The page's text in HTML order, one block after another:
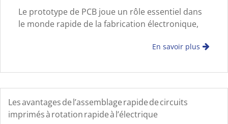
Le prototype de PCB joue un rôle essentiel dans
le monde rapide de la fabrication électronique,
valider leurs concepts, d’identifier les défauts
En savoir plus
Les avantages de l’assemblage rapide de circuits
imprimés à rotation rapide à l’électrique